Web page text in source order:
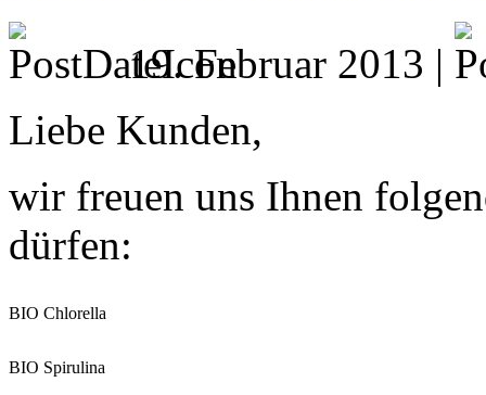
19. Februar 2013 |
Liebe Kunden,
wir freuen uns Ihnen
dürfen:
BIO Chlorella
BIO Spirulina